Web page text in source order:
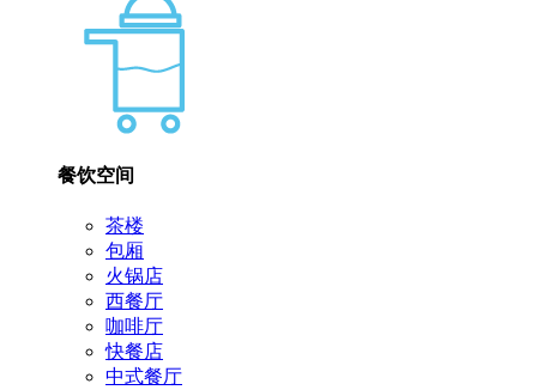
餐饮空间
茶楼
包厢
火锅店
西餐厅
咖啡厅
快餐店
中式餐厅